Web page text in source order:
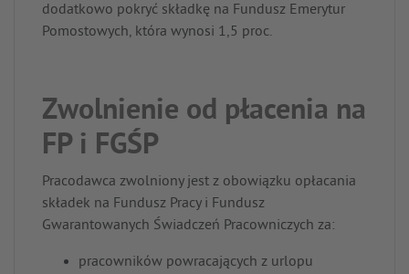
dodatkowo pokryć składkę na Fundusz Emerytur
Pomostowych, która wynosi 1,5 proc.
Zwolnienie od płacenia na
FP i FGŚP
Pracodawca zwolniony jest z obowiązku opłacania
składek na Fundusz Pracy i Fundusz
Gwarantowanych Świadczeń Pracowniczych za:
pracowników powracających z urlopu